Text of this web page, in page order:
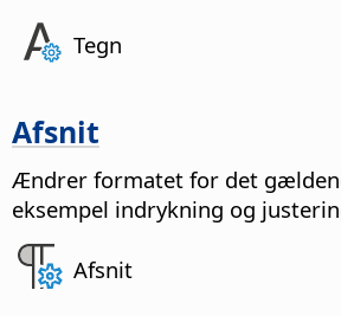
Tegn
Afsnit
Ændrer formatet for det
eksempel indrykning og
Afsnit